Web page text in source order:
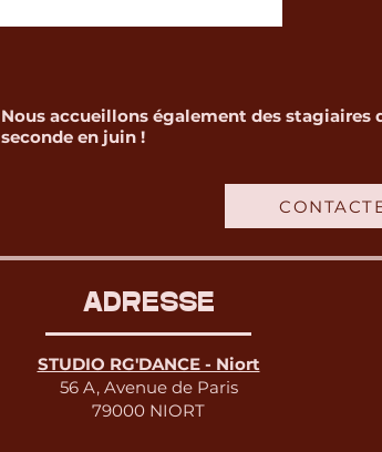
Nous accueillons également des
seconde en juin !
ADRESSE
STUDIO RG'DANCE - Niort
56 A, Avenue de Paris
79000 NIORT